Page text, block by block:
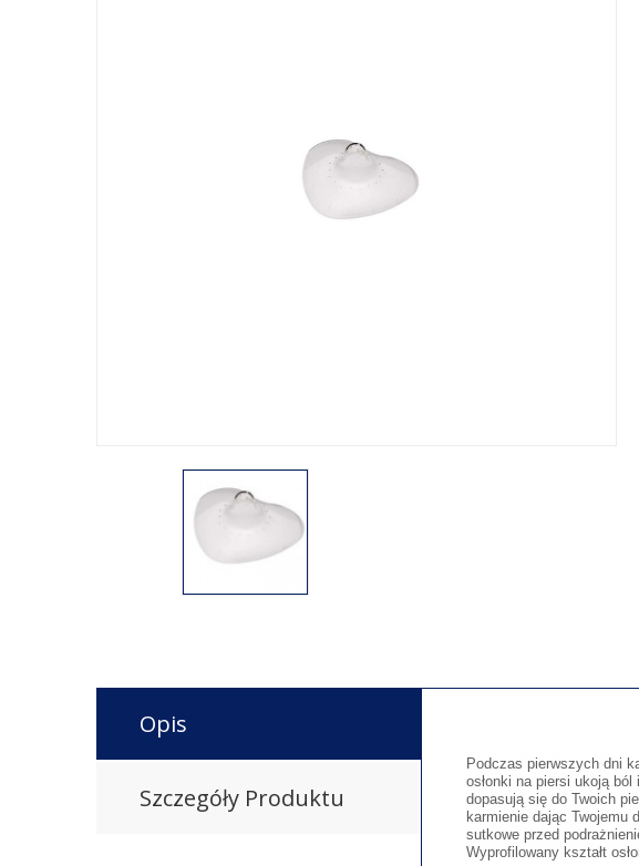
Opis
Szczegóły Produktu
Podczas pierwszych dni
osłonki na piersi ukoją
dopasują się do Twoich
karmienie dając Twojemu
sutkowe przed
Wyprofilowany kształt